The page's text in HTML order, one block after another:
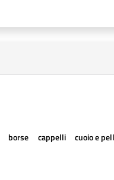
borse cappelli cuoio e